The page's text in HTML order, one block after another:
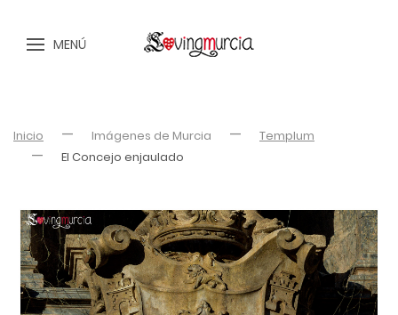
MENÚ
Inicio Imágenes de Murcia
Templum
El Concejo enjaulado